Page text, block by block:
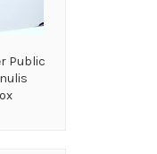
Public